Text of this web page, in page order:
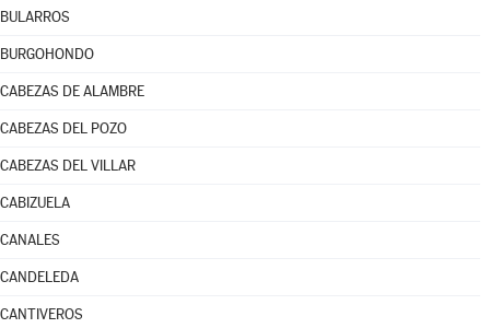
BULARROS
BURGOHONDO
CABEZAS DE ALAMBRE
CABEZAS DEL POZO
CABEZAS DEL VILLAR
CABIZUELA
CANALES
CANDELEDA
CANTIVEROS